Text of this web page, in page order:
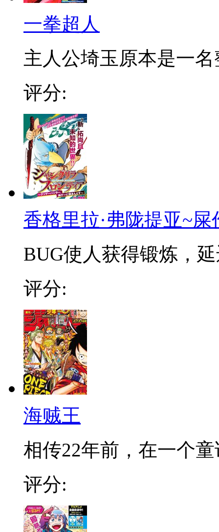
一拳超人
主人公埼玉原本是一名
评分:
香格里拉·弗陇提亚~
BUG使人获得锻炼，
评分:
海贼王
相传22年前，在一个
评分: